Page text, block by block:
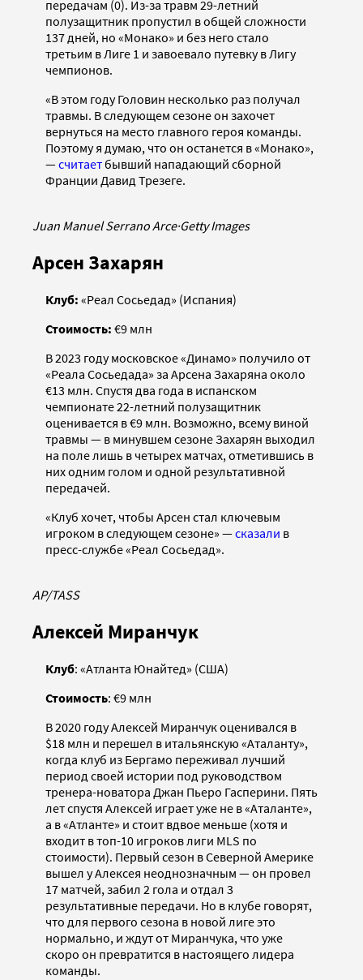
передачам (0). Из-за травм 29-летний
полузащитник пропустил в общей сложности
137 дней, но «Монако» и без него стало
третьим в Лиге 1 и завоевало путевку в Лигу
чемпионов.
«В этом году Головин несколько раз получал
травмы. В следующем сезоне он захочет
вернуться на место главного героя команды.
Поэтому я думаю, что он останется в «Монако»,
—считаетбывший нападающий сборной
Франции Давид Трезеге.
Juan Manuel Serrano Arce·Getty Images
Арсен Захарян
Клуб: «Реал Сосьедад» (Испания)
Стоимость: €9 млн
В 2023 году московское «Динамо» получило от
«Реала Сосьедада» за Арсена Захаряна около
€13 млн. Спустя два года в испанском
чемпионате 22-летний полузащитник
оценивается в €9 млн. Возможно, всему виной
травмы — в минувшем сезоне Захарян выходил
на поле лишь в четырех матчах, отметившись в
них одним голом и одной результативной
передачей.
«Клуб хочет, чтобы Арсен стал ключевым
игроком в следующем сезоне» —сказали в
пресс-службе «Реал Сосьедад».
AP/TASS
Алексей Миранчук
Клуб: «Атланта Юнайтед» (США)
Стоимость: €9 млн
В 2020 году Алексей Миранчук оценивался в
$18 млн и перешел в итальянскую «Аталанту»,
когда клуб из Бергамо переживал лучший
период своей истории под руководством
тренера-новатора Джан Пьеро Гасперини. Пять
лет спустя Алексей играет уже не в «Аталанте»,
а в «Атланте» и стоит вдвое меньше (хотя и
входит в топ-10 игроков лиги MLS по
стоимости). Первый сезон в Северной Америке
вышел у Алексея неоднозначным — он провел
17 матчей, забил 2 гола и отдал 3
результативные передачи. Но в клубе говорят,
что для первого сезона в новой лиге это
нормально, и ждут от Миранчука, что уже
скоро он превратится в настоящего лидера
команды.